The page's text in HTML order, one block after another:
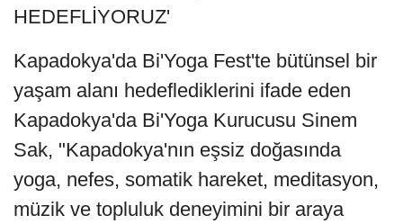
HEDEFLİYORUZ'
Kapadokya'da Bi'Yoga Fest'te bütünsel bir
yaşam alanı hedeflediklerini ifade eden
Kapadokya'da Bi'Yoga Kurucusu Sinem
Sak, "Kapadokya'nın eşsiz doğasında
yoga, nefes, somatik hareket, meditasyon,
müzik ve topluluk deneyimini bir araya